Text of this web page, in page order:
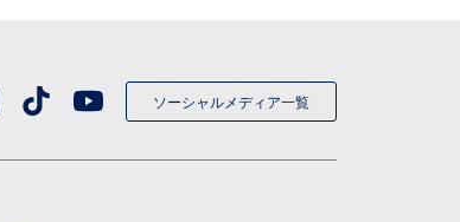
ソーシャルメディア一覧